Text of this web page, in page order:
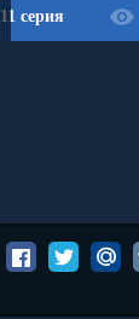
11 серия